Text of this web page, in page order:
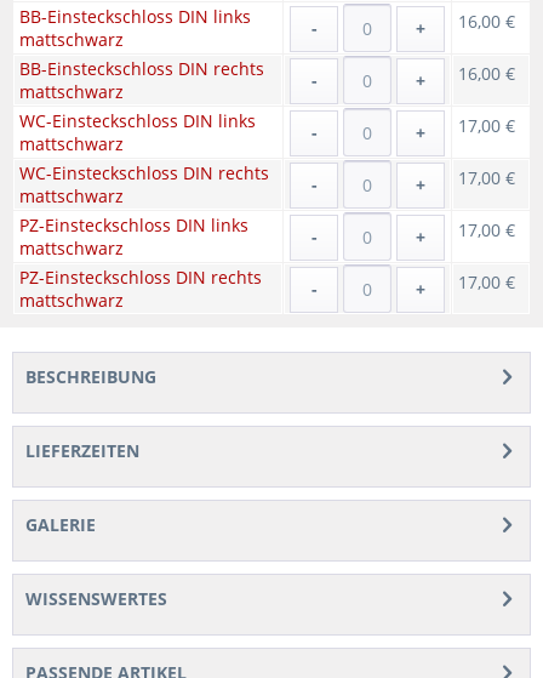
BB-Einsteckschloss DIN links
mattschwarz
- + 16,00 €
BB-Einsteckschloss DIN rechts
mattschwarz
- + 16,00 €
WC-Einsteckschloss DIN links
mattschwarz
- + 17,00 €
WC-Einsteckschloss DIN rechts
mattschwarz
- + 17,00 €
PZ-Einsteckschloss DIN links
mattschwarz
- + 17,00 €
PZ-Einsteckschloss DIN rechts
mattschwarz
- + 17,00 €
BESCHREIBUNG
LIEFERZEITEN
GALERIE
WISSENSWERTES
PASSENDE ARTIKEL